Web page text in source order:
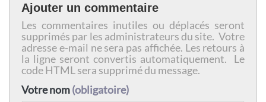
Ajouter un commentaire
Les commentaires inutiles ou déplacés seront
supprimés par les administrateurs du site. Votre
adresse e-mail ne sera pas affichée. Les retours à
la ligne seront convertis automatiquement. Le
code HTML sera supprimé du message.
Votre nom(obligatoire)